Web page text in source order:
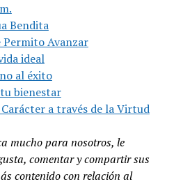
Bendita
Avanzar
ideal
al éxito
bienestar
a través de la Virtud
mucho para nosotros, le
comentar y compartir sus
contenido con relación al